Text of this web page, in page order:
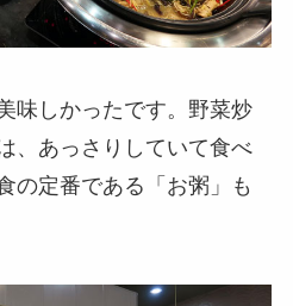
味しかったです。野菜炒
、あっさりしていて食べ
の定番である「お粥」も